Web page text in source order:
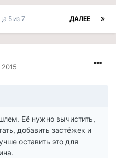
ДАЛЕЕ
5 из 7
Её нужно вычистить,
добавить застёжек и
оставить это для